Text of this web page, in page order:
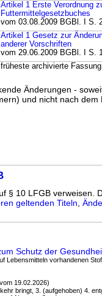
Artikel 1 Erste Verordnung
Futtermittelgesetzbuches
vom 03.08.2009 BGBl. I S.
Artikel 1 Gesetz zur
anderer Vorschriften
vom 29.06.2009 BGBl. I S.
früheste archivierte Fassung
Änderungen -
und nicht nach
§ 10 LFGB verweisen.
geltenden Titeln
Schutz der
Lebensmitteln vorhandenen
19.02.2026)
bringt, 3. (aufgehoben) 4.